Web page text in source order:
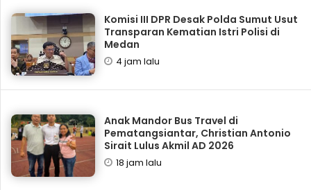
Komisi III DPR Desak Polda Sumut Usut
Transparan Kematian Istri Polisi di
Medan
4 jam lalu
Anak Mandor Bus Travel di
Pematangsiantar, Christian Antonio
Sirait Lulus Akmil AD 2026
18 jam lalu